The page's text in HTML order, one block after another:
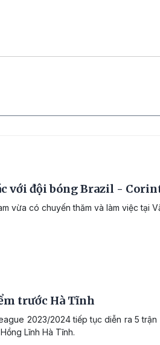
với đội bóng Brazil -
vừa có chuyến thăm và làm việc tại
trước Hà Tĩnh
2023/2024 tiếp tục diễn ra 5 trận
Lĩnh Hà Tĩnh.